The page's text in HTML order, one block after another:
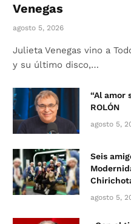
Venegas
agosto 5, 2026
Julieta Venegas vino a
y su último disco,…
“Al amor
ROLÓN
agosto 5,
Seis
agosto 5,